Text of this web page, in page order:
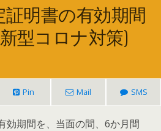
明書の有効期間
型コロナ対策)
Pin Mail SMS
効期間を、当面の間、6か月間